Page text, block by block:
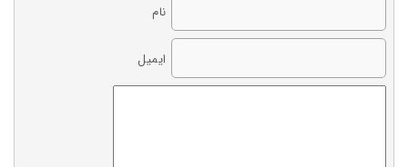
نام
ایمیل